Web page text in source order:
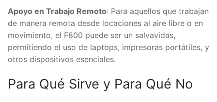
Apoyo en Trabajo Remoto: Para aquellos que trabajan
de manera remota desde locaciones al aire libre o en
movimiento, el F800 puede ser un salvavidas,
permitiendo el uso de laptops, impresoras portátiles, y
otros dispositivos esenciales.
Para Qué Sirve y Para Qué No